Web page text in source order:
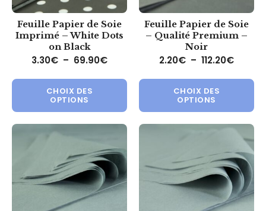
Feuille Papier de Soie
Imprimé – White Dots
on Black
3.30€ – 69.90€Plage de prix : 3.30€ à 69.90€
CHOIX DES
OPTIONS
Ce produit a plusieurs
Feuille Papier de Soie
– Qualité Premium –
Noir
2.20€ – 112.20€Plage
CHOIX DES
OPTIONS